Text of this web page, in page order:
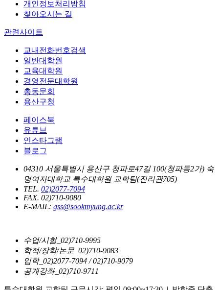
개인정보처리방침
찾아오시는 길
관련사이트
교내전화번호검색
일반대학원
교육대학원
경영전문대학원
총동문회
용산구청
페이스북
유튜브
인스타그램
블로그
04310 서울특별시 용산구 청파로47길 100(청파동2가) 숙
명여자대학교 특수대학원 교학팀(진리관705)
TEL. 02)2077-7094
FAX. 02)710-9080
E-MAIL: gss@sookmyung.ac.kr
수업/시험_02)710-9995
학적/장학/논문_02)710-9083
입학_02)2077-7094 / 02)710-9079
공개강좌_02)710-9711